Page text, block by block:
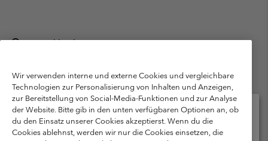
Deutschland
München Deutschland. Alle Rechte vorbehalten.
Nutzungsbedingungen
Allgemeine Verkaufsbedingungen
Garantie
Datenschutzerklärung
Bestimmungen und Bedingungen des Mitglieder Programms
Wir verwenden interne und externe Cookies und vergleichbare
Technologien zur Personalisierung von Inhalten und Anzeigen,
zur Bereitstellung von Social-Media-Funktionen und zur Analyse
der Website. Bitte gib in den unten verfügbaren Optionen an, ob
du den Einsatz unserer Cookies akzeptierst. Wenn du die
Cookies ablehnst, werden wir nur die Cookies einsetzen, die
Bitte wählen Sie Ihr Lieferland und Ihre Sprache